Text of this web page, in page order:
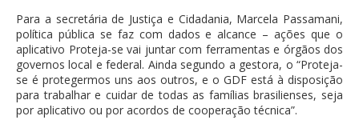
Para a secretária de Justiça e Cidadania, Marcela Passamani,
política pública se faz com dados e alcance – ações que o
aplicativo Proteja-se vai juntar com ferramentas e órgãos dos
governos local e federal. Ainda segundo a gestora, o “Proteja-
se é protegermos uns aos outros, e o GDF está à disposição
para trabalhar e cuidar de todas as famílias brasilienses, seja
por aplicativo ou por acordos de cooperação técnica”.